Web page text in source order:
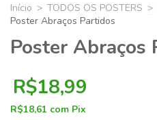
Início > TODOS OS POSTERS >
Poster Abraços Partidos
Poster Abraços
R$18,99
R$18,61 com Pix